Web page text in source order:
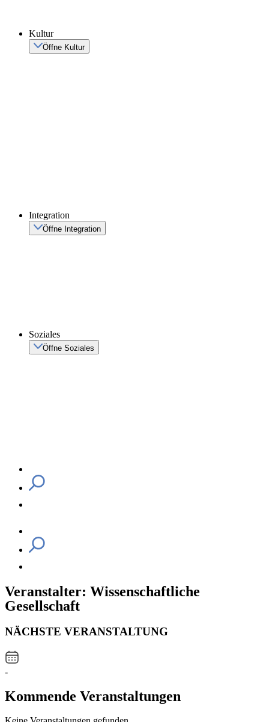
Kultur
Öffne Kultur
Integration
Öffne Integration
Soziales
Öffne Soziales
Veranstalter: Wissenschaftliche
Gesellschaft
NÄCHSTE VERANSTALTUNG
-
Kommende Veranstaltungen